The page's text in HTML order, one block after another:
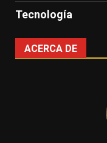
Tecnología
ACERCA DE